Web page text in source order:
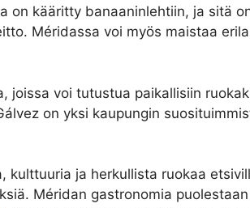
on kääritty banaaninlehtiin, ja sitä
Méridassa voi myös maistaa
joissa voi tutustua paikallisiin
on yksi kaupungin
ja herkullista ruokaa
Méridan gastronomia